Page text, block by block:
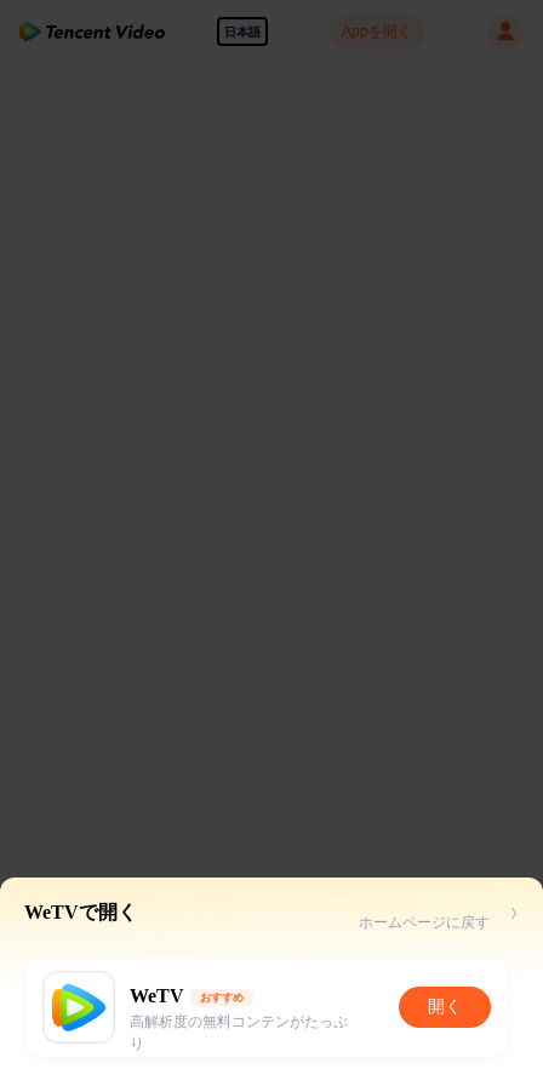
日本語 Appを開く
WeTVで開く ホームページに戻す
WeTV おすすめ
高解析度の無料コンテンがたっぷ
り
開く